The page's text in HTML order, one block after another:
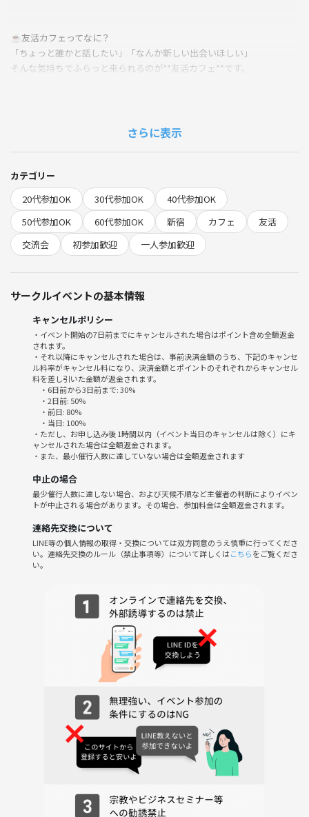
☕️友活カフェってなに？
「ちょっと誰かと話したい」「なんか新しい出会いほしい」
そんな気持ちでふらっと来られるのが**友活カフェ**です。
✔︎多様なバックグラウンドを持つ人たちと話してみたい
異業種交流会よりも、ずっとカジュアル。
友達づくりの第一歩にぴったりです🌿
500〜1500円
初参加＆先着割で “最安500円”
※割引チケットは 〜40歳の方が対象です。
※年齢問わず、どなたでも通常チケットでご参加いただけます！
早めのお申し込みほどお得ですっ！！！☺️
今すぐお申し込み画面をCHECK！！
📍会場情報
cafe & bar Flip Flop
東京都新宿区歌舞伎町１丁目２２−１ 鳥京ビル B1F
google MAP
https://maps.app.goo.gl/GZZ6ArQyjPrDBqek8
☕️《当日の流れ》
1️⃣ 受付（開始15分前〜）
主催者は15分前には現地にいます！ 少し早めのご到着で、受付がス
話すのが苦手でも大丈夫。簡単なプロフィールを記入して、会話のき
3️⃣ カフェ会スタート！
主催者も一緒にトークへ参加しますのでご安心を☺️
人数に応じて1〜2回、席替えタイムがあります。
さらに表示
カテゴリー
20代参加OK
30代参加OK
40代参加OK
50代参加OK
60代参加OK 新宿 カフェ
友活
交流会
初参加歓迎 一人参加歓迎
サークルイベントの基本情報
キャンセルポリシー
・イベント開始の7日前までにキャンセルされた場合はポイント含め全額返金
されます。
・それ以降にキャンセルされた場合は、事前決済金額のうち、下記のキャンセ
ル料率がキャンセル料になり、決済金額とポイントのそれぞれからキャンセル
料を差し引いた金額が返金されます。
・6日前から3日前まで: 30%
・2日前: 50%
・前日: 80%
・当日: 100%
・ただし、お申し込み後 1時間以内（イベント当日のキャンセルは除く）にキ
ャンセルされた場合は全額返金されます。
・また、最小催行人数に達していない場合は全額返金されます
中止の場合
最少催行人数に達しない場合、および天候不順など主催者の判断によりイベン
トが中止される場合があります。その場合、参加料金は全額返金されます。
連絡先交換について
LINE等の個人情報の取得・交換については双方同意のうえ慎重に行ってくださ
い。連絡先交換のルール（禁止事項等）について詳しくはこちらをご覧くださ
い。